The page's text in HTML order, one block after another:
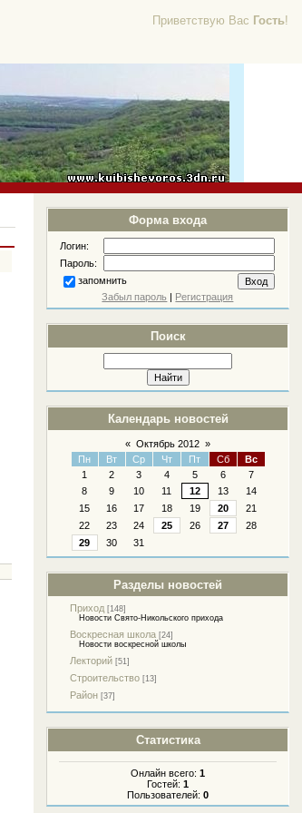
Приветствую Вас Гость!
Форма входа
Логин:
Пароль:
запомнить
Забыл пароль | Регистрация
Поиск
Календарь новостей
« Октябрь 2012 »
Пн
Вт Ср Чт Пт Сб
Вс
1
2 3 4 5 6
7
8
9 10 11 12 13
14
15
16 17 18 19 20
21
22
23 24 25 26 27
28
29
30 31
Разделы новостей
Приход [148]
Новости Свято-Никольского прихода
Воскресная школа [24]
Новости воскресной школы
Лекторий [51]
Строительство [13]
Район [37]
Статистика
Онлайн всего:1
Гостей:1
Пользователей:0